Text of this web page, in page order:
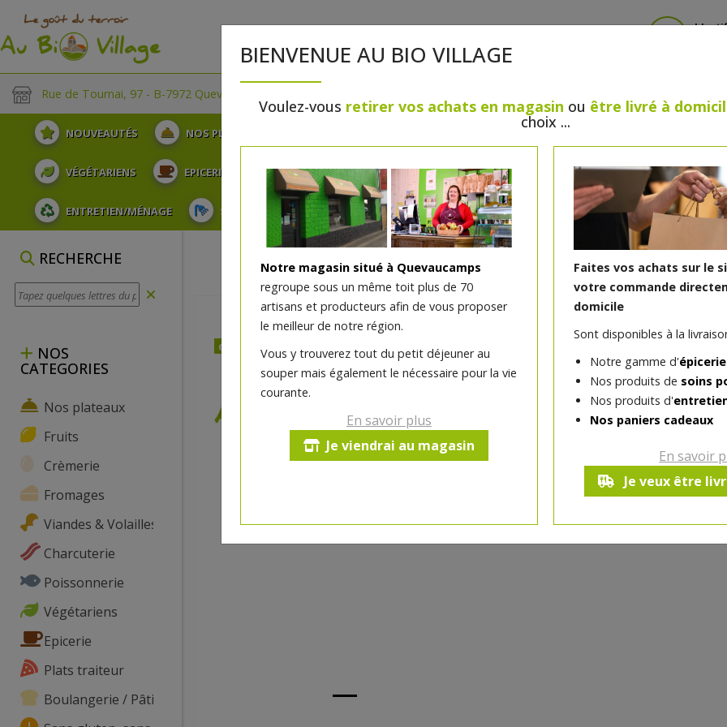
Rue de Tournai, 97 - B-7972 Quevaucamps
NOUVEAUTÉS NOS PLATEAUX
VÉGÉTARIENS EPICERIE PLATS TRAITEUR BOULANGERIE / PÂTISSERIE SANS GLUTEN, SANS
ENTRETIEN/MÉNAGE SOINS ET HYGIÈNE DU CORPS BEAUTÉ HUILES ESSENTIELLES MAISON
RECHERCHE
NOS
CATEGORIES
Nos plateaux
Fruits
Crèmerie
Fromages
Viandes & Volailles
Charcuterie
Poissonnerie
Végétariens
Epicerie
Plats traiteur
Boulangerie / Pâtisserie
BIENVENUE AU BIO VILLAGE
Voulez-vous retirer vos achats en magasin ou être livré à
choix ...
Notre magasin situé à Quevaucamps
regroupe sous un même toit plus de 70
artisans et producteurs afin de vous proposer
le meilleur de notre région.
Vous y trouverez tout du petit déjeuner au
souper mais également le nécessaire pour la vie
courante.
En savoir plus
Je viendrai au magasin
Faites vos achats sur le
votre commande
domicile
Sont disponibles à la
Notre gamme d'
Nos produits de soins
Nos produits d'
Nos paniers cadeaux
En savoir
Je veux être
dès vendredi 14/08 (09:00)
Brochettes de poulet
(paquet de 2 pièces) -
1 paquet +
1